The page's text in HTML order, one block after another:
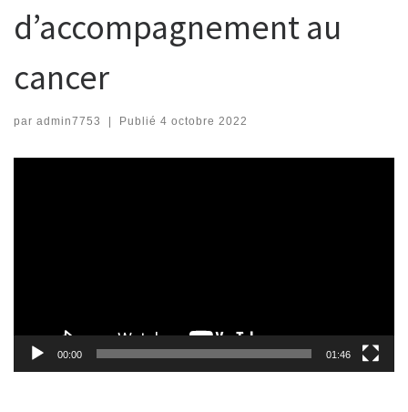
d’accompagnement au
cancer
par admin7753 Publié 4 octobre 2022
00:00 01:46